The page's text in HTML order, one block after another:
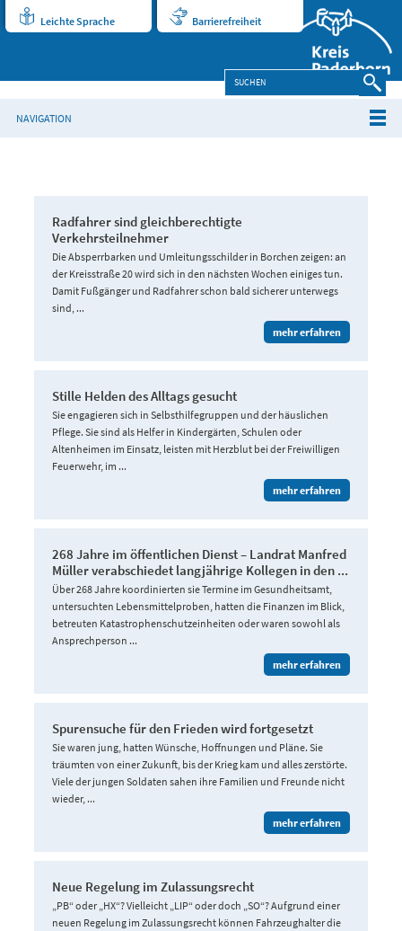
Leichte Sprache Barrierefreiheit
NAVIGATION
Radfahrer sind gleichberechtigte
Verkehrsteilnehmer
Die Absperrbarken und Umleitungsschilder in Borchen zeigen: an
der Kreisstraße 20 wird sich in den nächsten Wochen einiges tun.
Damit Fußgänger und Radfahrer schon bald sicherer unterwegs
sind, ...
mehr erfahren
Stille Helden des Alltags gesucht
Sie engagieren sich in Selbsthilfegruppen und der häuslichen
Pflege. Sie sind als Helfer in Kindergärten, Schulen oder
Altenheimen im Einsatz, leisten mit Herzblut bei der Freiwilligen
Feuerwehr, im ...
mehr erfahren
268 Jahre im öffentlichen Dienst – Landrat Manfred
Müller verabschiedet langjährige Kollegen in den ...
Über 268 Jahre koordinierten sie Termine im Gesundheitsamt,
untersuchten Lebensmittelproben, hatten die Finanzen im Blick,
betreuten Katastrophenschutzeinheiten oder waren sowohl als
Ansprechperson ...
mehr erfahren
Spurensuche für den Frieden wird fortgesetzt
Sie waren jung, hatten Wünsche, Hoffnungen und Pläne. Sie
träumten von einer Zukunft, bis der Krieg kam und alles zerstörte.
Viele der jungen Soldaten sahen ihre Familien und Freunde nicht
wieder, ...
mehr erfahren
Neue Regelung im Zulassungsrecht
„PB“ oder „HX“? Vielleicht „LIP“ oder doch „SO“? Aufgrund einer
neuen Regelung im Zulassungsrecht können Fahrzeughalter die